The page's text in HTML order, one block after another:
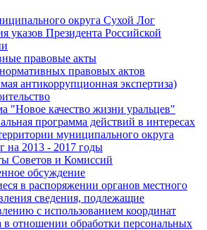
округа Сухой Лог
указов Президента Российской
правовые акты
правовых актов
антикоррупционная экспертиза)
"Новое качество жизни уральцев"
программа действий в интересах
муниципального округа
на 2013 - 2017 годы
Советов и Комиссий
обсуждение
в распоряжении органов местного
сведения, подлежащие
с использованием координат
в отношении обработки персональных